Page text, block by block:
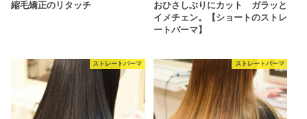
縮毛矯正のリタッチ
おひさしぶりにカット ガラッと
イメチェン。【ショートのストレ
ートパーマ】
ストレートパーマ ストレートパーマ